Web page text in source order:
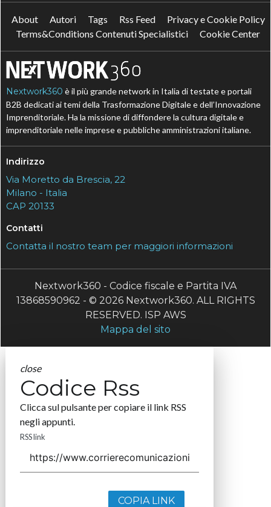
About Autori Tags Rss Feed
Privacy e Cookie Policy
Terms&Conditions Contenuti Specialistici
Cookie Center
Nextwork360 è il più grande network in Italia di testate e portali
B2B dedicati ai temi della Trasformazione Digitale e dell’Innovazione
Imprenditoriale. Ha la missione di diffondere la cultura digitale e
imprenditoriale nelle imprese e pubbliche amministrazioni italiane.
Indirizzo
Via Moretto da Brescia, 22
Milano - Italia
CAP 20133
Contatti
Contatta il nostro team per maggiori informazioni
Nextwork360 - Codice fiscale e Partita IVA
13868590962 - © 2026 Nextwork360. ALL RIGHTS
RESERVED. ISP AWS
Mappa del sito
close
Codice Rss
Clicca sul pulsante per copiare il link RSS
negli appunti.
RSS link
COPIA LINK